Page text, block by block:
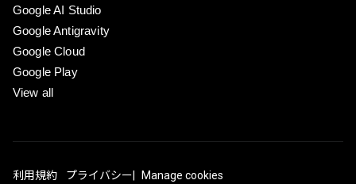
Google AI Studio
Google Antigravity
Google Cloud
Google Play
View all
利用規約 プライバシー Manage cookies